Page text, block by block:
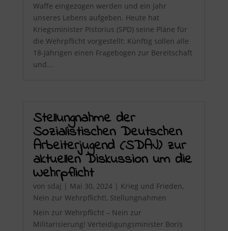
Waffe eingezogen werden und ein Jahr
unseres Lebens aufgeben. Heute hat
Kriegsminister Pistorius (SPD) seine Pläne für
die Wehrpflicht vorgestellt: Künftig sollen alle
18-Jährigen einen Fragebogen zur Bereitschaft
und...
Stellungnahme der
Sozialistischen Deutschen
Arbeiterjugend (SDAJ) zur
aktuellen Diskussion um die
Wehrpflicht
von sdaj | Mai 30, 2024| Krieg und Frieden,
Nein zur Wehrpflicht!, Stellungnahmen
Nein zur Wehrpflicht – Nein zur
Militarisierung! Verteidigungsminister Boris